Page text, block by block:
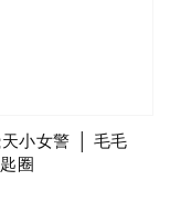
天小女警 │ 毛毛
圈